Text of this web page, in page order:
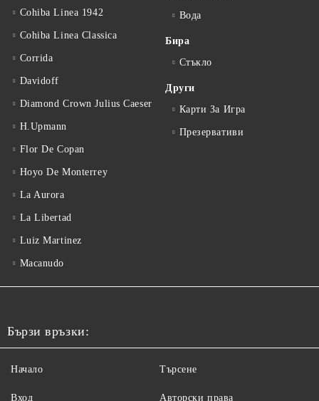
Cohiba Linea 1942
Cohiba Linea Classica
Corrida
Davidoff
Diamond Crown Julius Caeser
H.Upmann
Flor De Copan
Hoyo De Monterrey
La Aurora
La Libertad
Luiz Martinez
Macanudo
Вода
Бира
Стъкло
Други
Карти За Игра
Презервативи
Бързи връзки:
Начало
Вход
Търсене
Авторски права